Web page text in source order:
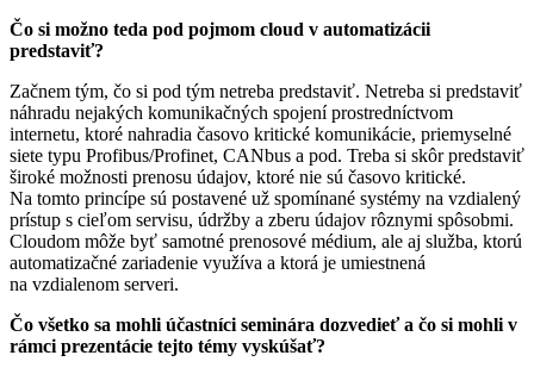
Čo si možno teda pod pojmom cloud v automatizácii
predstaviť?
Začnem tým, čo si pod tým netreba predstaviť. Netreba si predstaviť
náhradu nejakých komunikačných spojení prostredníctvom
internetu, ktoré nahradia časovo kritické komunikácie, priemyselné
siete typu Profibus/Profinet, CANbus a pod. Treba si skôr predstaviť
široké možnosti prenosu údajov, ktoré nie sú časovo kritické.
Na tomto princípe sú postavené už spomínané systémy na vzdialený
­prístup s cieľom servisu, údržby a zberu údajov rôznymi spôsobmi.
Cloudom môže byť samotné prenosové médium, ale aj služba, ktorú
automatizačné zariadenie využíva a ktorá je umiestnená
na vzdialenom serveri.
Čo všetko sa mohli účastníci seminára dozvedieť a čo si mohli v
rámci prezentácie tejto témy vyskúšať?